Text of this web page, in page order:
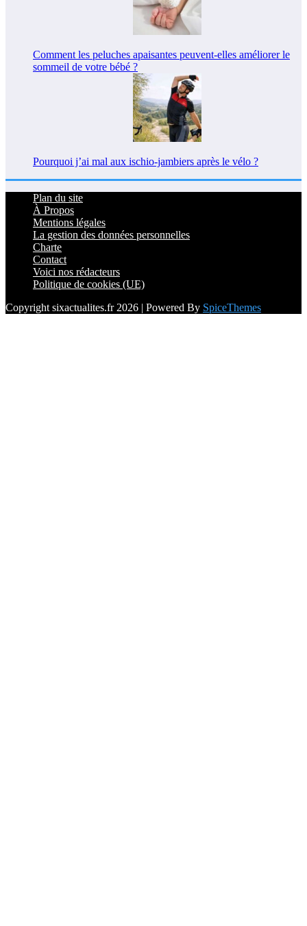
Comment les peluches apaisantes peuvent-elles améliorer le
sommeil de votre bébé ?
Pourquoi j’ai mal aux ischio-jambiers après le vélo ?
Plan du site
À Propos
Mentions légales
La gestion des données personnelles
Charte
Contact
Voici nos rédacteurs
Politique de cookies (UE)
Copyright sixactualites.fr 2026 | Powered By SpiceThemes